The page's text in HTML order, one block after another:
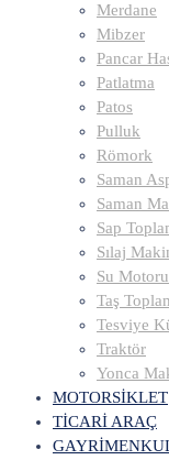
Merdane
Mibzer
Pancar
Patlatma
Patos
Pulluk
Römork
Saman
Saman
Sap
Sılaj
Su Motoru
Taş
Tesviye
Traktör
Yonca
MOTORSİKLET
TİCARİ ARAÇ